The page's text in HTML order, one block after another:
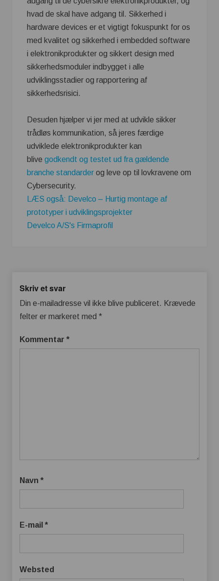
hvad de skal have adgang til. Sikkerhed i
hardware devices er et vigtigt fokuspunkt for os
med kvalitet og sikkerhed i embedded software
i elektronikprodukter og sikkert design med
sikkerhedsmoduler indbygget i alle
udviklingsstadier og rapportering af
sikkerhedsrisici.
Desuden hjælper vi jer med at udvikle sikker
trådløs kommunikation, så jeres færdige
udviklede elektronikprodukter kan
blive godkendt og testet ud fra gældende
branche standarder og leve op til lovkravene om
Cybersecurity.
LÆS også: Develco – Hurtig montage af
prototyper i udviklingsprojekter
Develco A/S's Firmaprofil
Skriv et svar
Din e-mailadresse vil ikke blive publiceret. Krævede
felter er markeret med *
Kommentar *
Navn *
E-mail *
Websted